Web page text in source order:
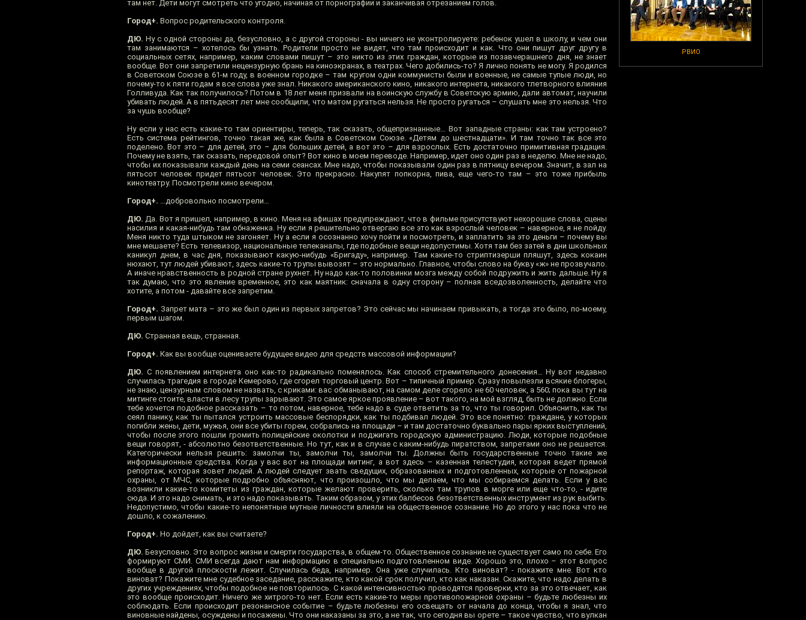
РВИО
там нет. Дети могут смотреть что угодно, начиная от порнографии и заканчивая отрезанием голов.
Город+. Вопрос родительского контроля.
ДЮ. Ну с одной стороны да, безусловно, а с другой стороны - вы ничего не уконтролируете: ребенок ушел в школу, и чем они
там занимаются – хотелось бы узнать. Родители просто не видят, что там происходит и как. Что они пишут друг другу в
социальных сетях, например, каким словами пишут – это никто из этих граждан, которые из позавчерашнего дня, не знает
вообще. Вот они запретили нецензурную брань на киноэкранах, в театрах. Чего добились-то? Я лично понять не могу. Я родился
в Советском Союзе в 61-м году, в военном городке – там кругом одни коммунисты были и военные, не самые тупые люди, но
почему-то к пяти годам я все слова уже знал. Никакого американского кино, никакого интернета, никакого тлетворного влияния
Голливуда. Как так получилось? Потом в 18 лет меня призвали на воинскую службу в Советскую армию, дали автомат, научили
убивать людей. А в пятьдесят лет мне сообщили, что матом ругаться нельзя. Не просто ругаться – слушать мне это нельзя. Что
за чушь вообще?
Ну если у нас есть какие-то там ориентиры, теперь, так сказать, общепризнанные… Вот западные страны: как там устроено?
Есть система рейтингов, точно такая же, как была в Советском Союзе. «Детям до шестнадцати». И там точно так все это
поделено. Вот это – для детей, это – для больших детей, а вот это – для взрослых. Есть достаточно примитивная градация.
Почему не взять, так сказать, передовой опыт? Вот кино в моем переводе. Например, идет оно один раз в неделю. Мне не надо,
чтобы их показывали каждый день на семи сеансах. Мне надо, чтобы показывали один раз в пятницу вечером. Значит, в зал на
пятьсот человек придет пятьсот человек. Это прекрасно. Накупят попкорна, пива, еще чего-то там – это тоже прибыль
кинотеатру. Посмотрели кино вечером.
Город+. …добровольно посмотрели…
ДЮ. Да. Вот я пришел, например, в кино. Меня на афишах предупреждают, что в фильме присутствуют нехорошие слова, сцены
насилия и какая-нибудь там обнаженка. Ну если я решительно отвергаю все это как взрослый человек – наверное, я не пойду.
Меня никто туда штыком не загоняет. Ну а если я осознанно хочу пойти и посмотреть, и заплатить за это деньги – почему вы
мне мешаете? Есть телевизор, национальные телеканалы, где подобные вещи недопустимы. Хотя там без затей в дни школьных
каникул днем, в час дня, показывают какую-нибудь «Бригаду», например. Там какие-то стриптизерши пляшут, здесь кокаин
нюхают, тут людей убивают, здесь какие-то трупы вывозят – это нормально. Главное, чтобы слово на букву «ж» не прозвучало.
А иначе нравственность в родной стране рухнет. Ну надо как-то половинки мозга между собой подружить и жить дальше. Ну я
так думаю, что это явление временное, это как маятник: сначала в одну сторону – полная вседозволенность, делайте что
хотите, а потом - давайте все запретим.
Город+. Запрет мата – это же был один из первых запретов? Это сейчас мы начинаем привыкать, а тогда это было, по-моему,
первым шагом.
ДЮ. Странная вещь, странная.
Город+. Как вы вообще оцениваете будущее видео для средств массовой информации?
ДЮ. С появлением интернета оно как-то радикально поменялось. Как способ стремительного донесения… Ну вот недавно
случилась трагедия в городе Кемерово, где сгорел торговый центр. Вот – типичный пример. Сразу повылезли всякие блогеры,
не знаю, цензурным словом не назвать, с криками: вас обманывают, на самом деле сгорело не 60 человек, а 560; пока вы тут на
митинге стоите, власти в лесу трупы зарывают. Это самое яркое проявление – вот такого, на мой взгляд, быть не должно. Если
тебе хочется подобное рассказать – то потом, наверное, тебе надо в суде ответить за то, что ты говорил. Объяснить, как ты
сеял панику, как ты пытался устроить массовые беспорядки, как ты подбивал людей. Это все понятно: граждане, у которых
погибли жены, дети, мужья, они все убиты горем, собрались на площади – и там достаточно буквально пары ярких выступлений,
чтобы после этого пошли громить полицейские околотки и поджигать городскую администрацию. Люди, которые подобные
вещи говорят, - абсолютно безответственные. Но тут, как и в случае с каким-нибудь пиратством, запретами оно не решается.
Категорически нельзя решить: замолчи ты, замолчи ты, замолчи ты. Должны быть государственные точно такие же
информационные средства. Когда у вас вот на площади митинг, а вот здесь – казенная телестудия, которая ведет прямой
репортаж, которая зовет людей. А людей следует звать сведущих, образованных и подготовленных, которые от пожарной
охраны, от МЧС, которые подробно объясняют, что произошло, что мы делаем, что мы собираемся делать. Если у вас
возникли какие-то комитеты из граждан, которые желают проверить, сколько там трупов в морге или еще что-то, - идите
сюда. И это надо снимать, и это надо показывать. Таким образом, у этих балбесов безответственных инструмент из рук выбить.
Недопустимо, чтобы какие-то непонятные мутные личности влияли на общественное сознание. Но до этого у нас пока что не
дошло, к сожалению.
Город+. Но дойдет, как вы считаете?
ДЮ. Безусловно. Это вопрос жизни и смерти государства, в общем-то. Общественное сознание не существует само по себе. Его
формируют СМИ. СМИ всегда дают нам информацию в специально подготовленном виде. Хорошо это, плохо – этот вопрос
вообще в другой плоскости лежит. Случилась беда, например. Она уже случилась. Кто виноват? - покажите мне. Вот кто
виноват? Покажите мне судебное заседание, расскажите, кто какой срок получил, кто как наказан. Скажите, что надо делать в
других учреждениях, чтобы подобное не повторилось. С какой интенсивностью проводятся проверки, кто за это отвечает, как
это вообще происходит. Ничего же хитрого-то нет. Если есть какие-то меры противопожарной охраны – будьте любезны их
соблюдать. Если происходит резонансное событие – будьте любезны его освещать от начала до конца, чтобы я знал, что
виновные найдены, осуждены и посажены. Что они наказаны за это, а не так, что сегодня вы орете – такое чувство, что вулкан